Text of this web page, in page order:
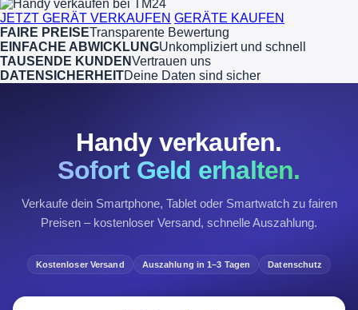
JETZT GERÄT VERKAUFEN GERÄTE KAUFEN
FAIRE PREISETransparente Bewertung
EINFACHE ABWICKLUNGUnkompliziert und schnell
TAUSENDE KUNDENVertrauen uns
DATENSICHERHEITDeine Daten sind sicher
Handy verkaufen.
Sofort Geld erhalten.
Verkaufe dein Smartphone, Tablet oder Smartwatch zu fairen
Preisen – kostenloser Versand, schnelle Auszahlung.
Kostenloser Versand Auszahlung in 1–3 Tagen Datenschutz